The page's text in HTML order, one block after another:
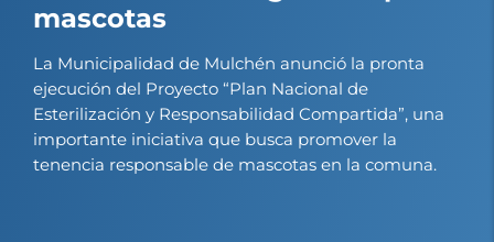
mascotas
La Municipalidad de Mulchén anunció la pronta
ejecución del Proyecto “Plan Nacional de
Esterilización y Responsabilidad Compartida”, una
importante iniciativa que busca promover la
tenencia responsable de mascotas en la comuna.